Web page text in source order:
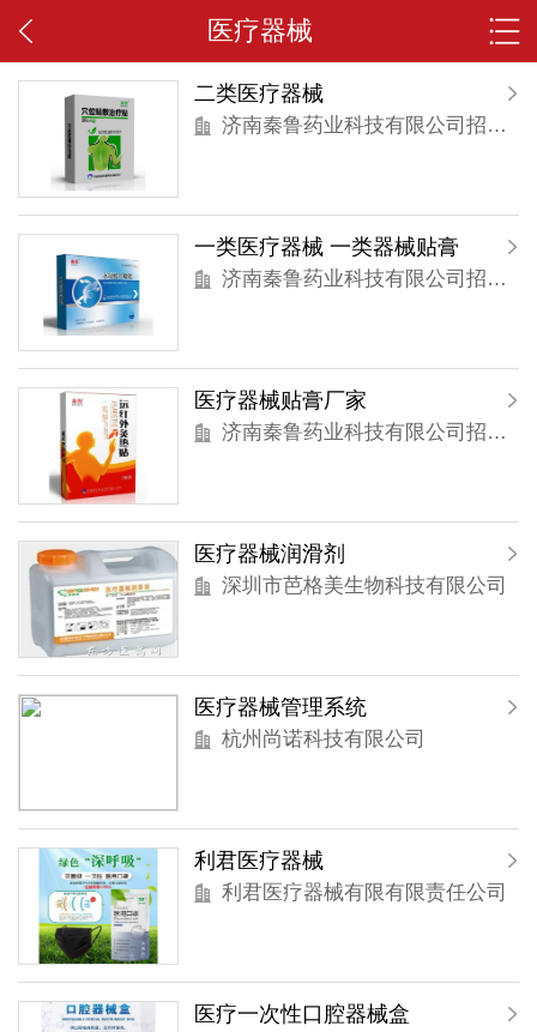
医疗器械
二类医疗器械
济南秦鲁药业科技有限公司招商部
一类医疗器械 一类器械贴膏
济南秦鲁药业科技有限公司招商部
医疗器械贴膏厂家
济南秦鲁药业科技有限公司招商部
医疗器械润滑剂
深圳市芭格美生物科技有限公司
医疗器械管理系统
杭州尚诺科技有限公司
利君医疗器械
利君医疗器械有限有限责任公司
医疗一次性口腔器械盒